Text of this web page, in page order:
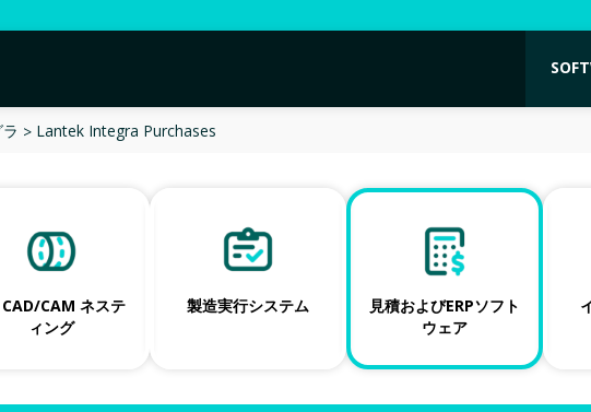
Lantek Integra Purchases
CAM ネステ
ィング
製造実行システム
見積およびERPソフト
ウェア